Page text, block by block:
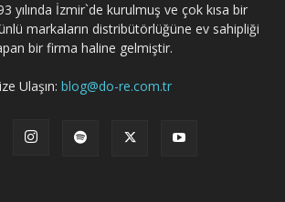
yılında İzmir`de kurulmuş ve çok kısa bir
markaların distribütörlüğüne ev sahipliği
bir firma haline gelmiştir.
Ulaşın: blog@do-re.com.tr